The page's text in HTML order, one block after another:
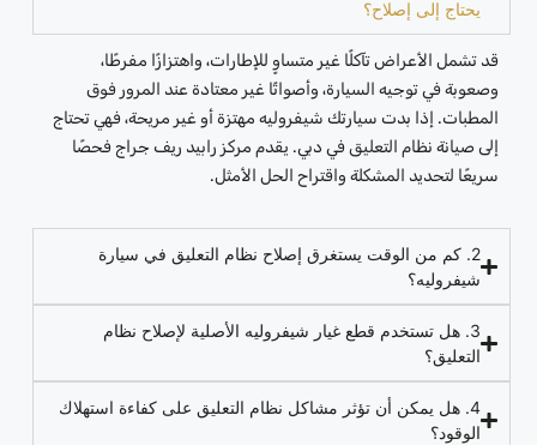
يحتاج إلى إصلاح؟
قد تشمل الأعراض تآكلًا غير متساوٍ للإطارات، واهتزازًا مفرطًا،
وصعوبة في توجيه السيارة، وأصواتًا غير معتادة عند المرور فوق
المطبات. إذا بدت سيارتك شيفروليه مهتزة أو غير مريحة، فهي تحتاج
إلى صيانة نظام التعليق في دبي. يقدم مركز رابيد ريف جراج فحصًا
سريعًا لتحديد المشكلة واقتراح الحل الأمثل.
2. كم من الوقت يستغرق إصلاح نظام التعليق في سيارة
شيفروليه؟
3. هل تستخدم قطع غيار شيفروليه الأصلية لإصلاح نظام
التعليق؟
4. هل يمكن أن تؤثر مشاكل نظام التعليق على كفاءة استهلاك
الوقود؟